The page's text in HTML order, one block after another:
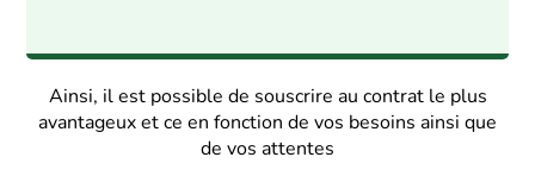
Ainsi, il est possible de souscrire au contrat le plus
avantageux et ce en fonction de vos besoins ainsi que
de vos attentes